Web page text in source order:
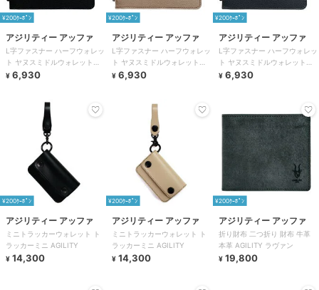
¥200ｸｰﾎﾟﾝ
アジリティー アッファ
L字ファスナー ハーフウォレッ
ト ヤヌスミドルウォレット
AGILITY
¥ 6,930
¥200ｸｰﾎﾟﾝ
アジリティー アッファ
L字ファスナー ハーフウォレッ
ト ヤヌスミドルウォレット
AGILITY
¥ 6,930
¥200ｸｰﾎﾟﾝ
アジリティー アッファ
L字ファスナー ハーフウォレッ
ト ヤヌスミドルウォレット
AGILITY
¥ 6,930
¥200ｸｰﾎﾟﾝ
アジリティー アッファ
ミニトラッカーウォレット ト
ラッカーミニ AGILITY
¥ 14,300
¥200ｸｰﾎﾟﾝ
アジリティー アッファ
ミニトラッカーウォレット ト
ラッカーミニ AGILITY
¥ 14,300
¥200ｸｰﾎﾟﾝ
アジリティー アッファ
折り財布 二つ折り 財布 牛革
本革 AGILITY ラヴァン
¥ 19,800